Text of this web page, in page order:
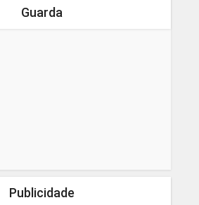
Guarda
Publicidade